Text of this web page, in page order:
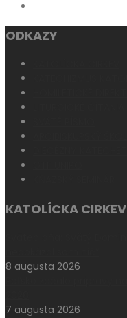
ODKAZY
KATOLÍCKA CIRKEV
8 augusta 2026
7 augusta 2026